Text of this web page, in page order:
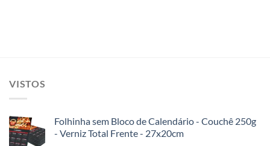
VISTOS
Folhinha sem Bloco de Calendário - Couchê 250g
- Verniz Total Frente - 27x20cm